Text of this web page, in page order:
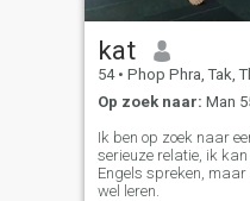
kat
54 • Phop Phra, Tak,
Op zoek naar: Man
Ik ben op zoek naar
serieuze relatie, ik kan
Engels spreken,
wel leren.